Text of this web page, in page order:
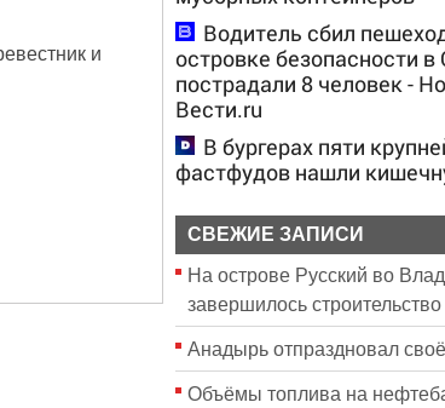
и
Водитель сбил
островке безопасности в
пострадали 8 человек -
Вести.ru
В бургерах пяти
фастфудов нашли
СВЕЖИЕ ЗАПИСИ
На острове Русский во
завершилось
Анадырь отпраздновал
Объёмы топлива на